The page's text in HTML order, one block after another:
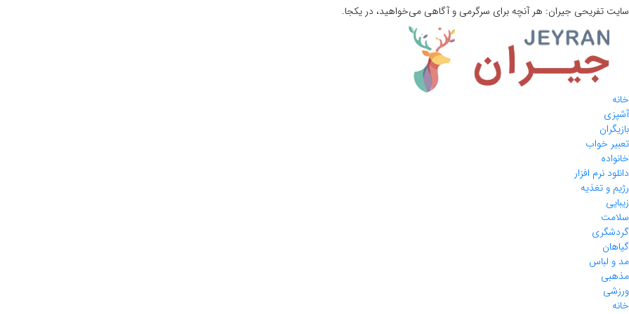
سایت تفریحی جیران: هر آنچه برای سرگرمی و آگاهی می‌خواهید، در یکجا.
خانه
آشپزی
بازیگران
تعبیر خواب
خانواده
دانلود نرم افزار
رژیم و تغذیه
زیبایی
سلامت
گردشگری
گیاهان
مد و لباس
مذهبی
ورزشی
خانه